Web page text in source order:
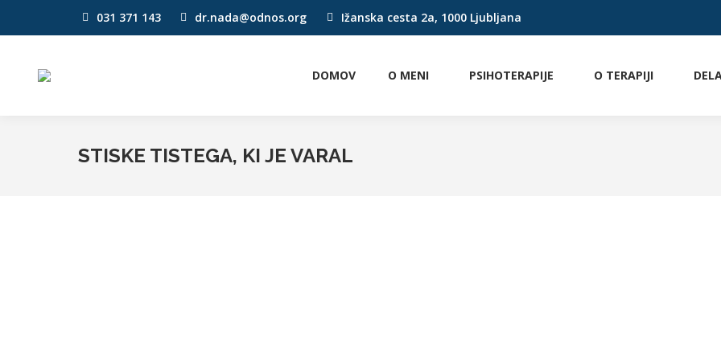
031 371 143 dr.nada@odnos.org Ižanska cesta 2a, 1000 Ljubljana
DOMOV O MENI PSIHOTERAPIJE O TERAPIJI
STISKE TISTEGA, KI JE VARAL